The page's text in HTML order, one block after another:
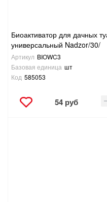
Биоактиватор для дачных
универсальный Nadzor/30/
Артикул BIOWC3
Базовая единица шт
Код 585053
54 руб